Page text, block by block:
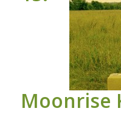
Moonrise